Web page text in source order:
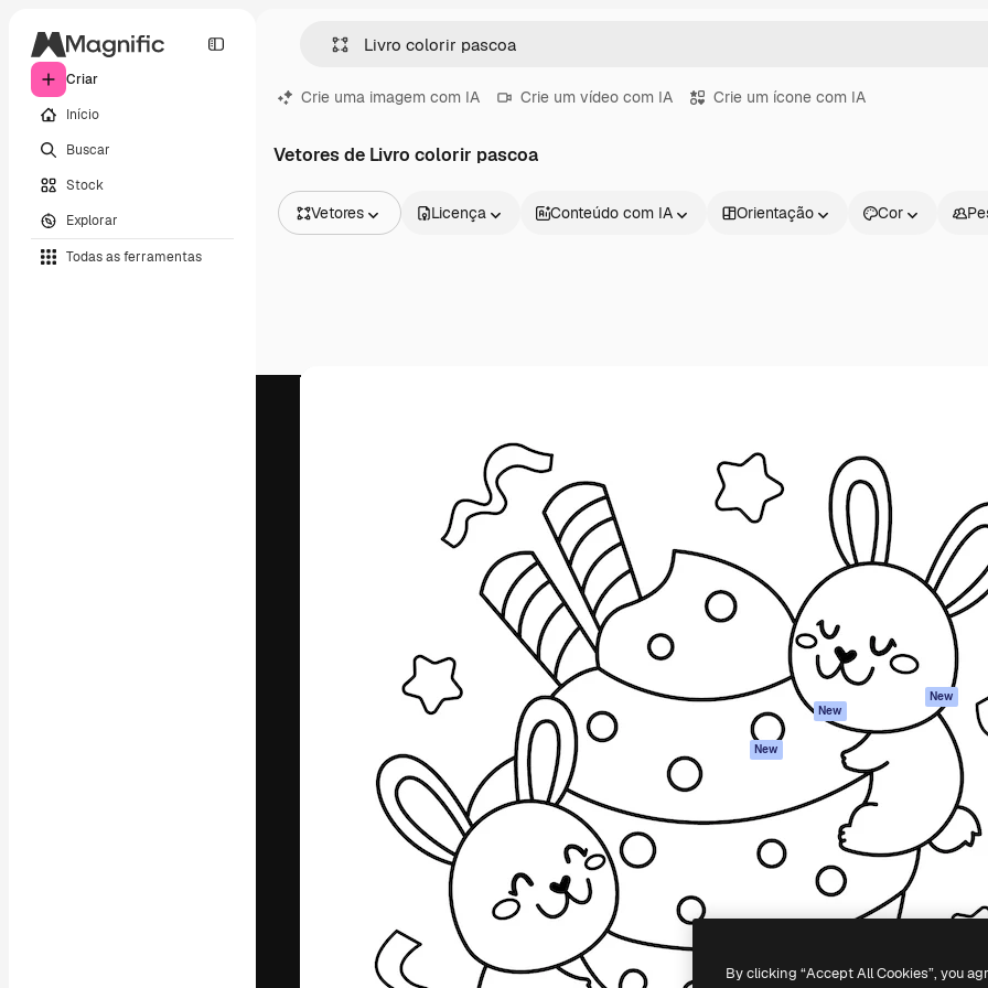
Criar
Início
Buscar
Stock
Explorar
Todas as ferramentas
Crie uma imagem com IA Crie um vídeo com IA Crie um ícone com IA
Vetores de Livro colorir pascoa
Vetores
Vídeos
Licença Conteúdo com IA Orientação Cor
A plataforma criativa para você direcionar
seu melhor trabalho. Mais de 1 milhão de
assinantes entre criativos, empresas,
agências e estúdios.
Produtos
Spaces
Gerador de
imagens
Gerador de vídeos
Texto para voz
Conteúdo de stock
MCP para
Claude/ChatGPT
New
New
API
Todas as
ferramentas
Começar
Academy
Documentação
Atendimento
Termos e
Política de
privacidade
New
Política de cookies
confiabilidade
Afiliados
Copyright © 2010-2026 Freepik Company S.L.U.Todos os direitos reservados.
By clicking “Accept All Cookies”, you